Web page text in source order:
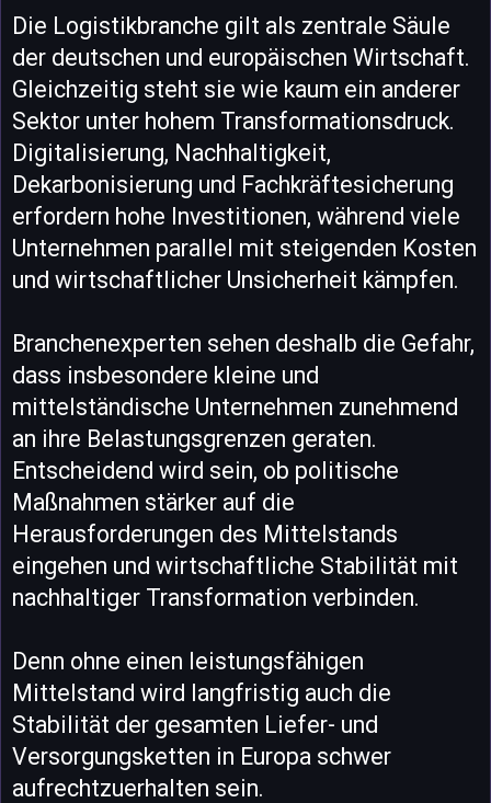
Die Logistikbranche gilt als zentrale Säule
der deutschen und europäischen Wirtschaft.
Gleichzeitig steht sie wie kaum ein anderer
Sektor unter hohem Transformationsdruck.
Digitalisierung, Nachhaltigkeit,
Dekarbonisierung und Fachkräftesicherung
erfordern hohe Investitionen, während viele
Unternehmen parallel mit steigenden Kosten
und wirtschaftlicher Unsicherheit kämpfen.
Branchenexperten sehen deshalb die Gefahr,
dass insbesondere kleine und
mittelständische Unternehmen zunehmend
an ihre Belastungsgrenzen geraten.
Entscheidend wird sein, ob politische
Maßnahmen stärker auf die
Herausforderungen des Mittelstands
eingehen und wirtschaftliche Stabilität mit
nachhaltiger Transformation verbinden.
Denn ohne einen leistungsfähigen
Mittelstand wird langfristig auch die
Stabilität der gesamten Liefer- und
Versorgungsketten in Europa schwer
aufrechtzuerhalten sein.